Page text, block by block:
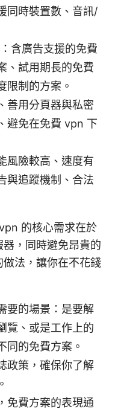
同時裝置數、音訊/
含廣告支援的免費
、試用期長的免費
限制的方案。
善用分頁器與私密
避免在免費 vpn 下
風險較高、速度有
與追蹤機制、合法
的核心需求在於
，同時避免昂貴的
法，讓你在不花錢
要的場景：是要解
覽、或是工作上的
同的免費方案。
政策，確保你了解
免費方案的表現通